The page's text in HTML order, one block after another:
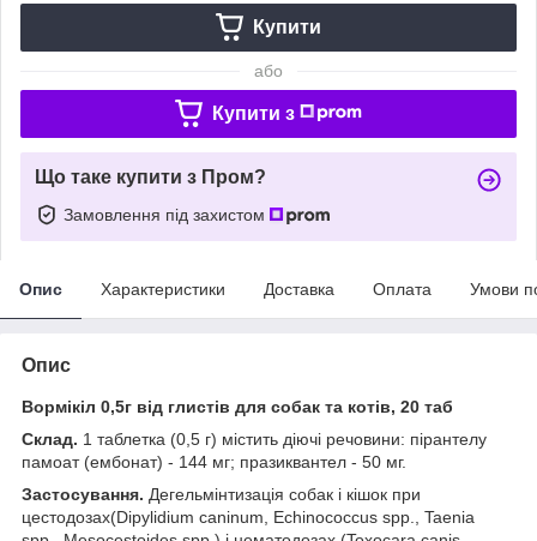
Купити
або
Купити з
Що таке купити з Пром?
Замовлення під захистом
Опис Характеристики Доставка Оплата Умови
Опис
Вормікіл 0,5г від глистів для собак та котів, 20 таб
Склад. 1 таблетка (0,5 г) містить діючі речовини: пірантелу
памоат (ембонат) - 144 мг; празиквантел - 50 мг.
Застосування. Дегельмінтизація собак і кішок при
цестодозах(Dipylidium caninum, Echinococcus spp., Taenia